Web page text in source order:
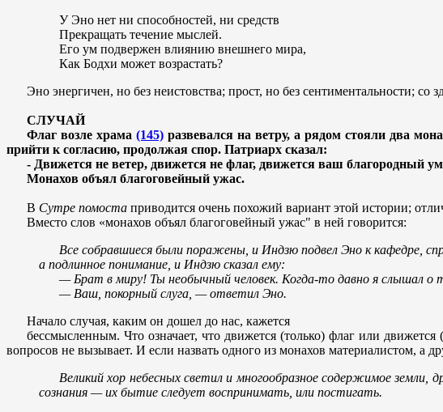
У Эно нет ни способностей, ни средств
Прекращать течение мыслей.
Его ум подвержен влиянию внешнего мира,
Как Бодхи может возрастать?
Эно энергичен, но без неистовства; прост, но без сентиментальности;
СЛУЧАЙ
Флаг возле храма (145)развевался на ветру, а рядом стояли два
прийти к согласию, продолжая спор. Патриарх сказал:
- Движется не ветер, движется не флаг, движется ваш благородный
Монахов объял благоговейный ужас.
В Сутре помоста приводится очень похожий вариант этой истории;
Вместо слов «монахов объял благоговейный ужас" в ней говорится:
Все собравшиеся были поражены, и Индзю подвел Эно к кафедре,
а подлинное понимание, и Индзю сказал ему:
— Брат в миру! Ты необычный человек. Когда-то давно я слышал
— Ваш, покорный слуга, — ответил Эно.
Начало случая, каким он дошел до нас, кажется
бессмысленным. Что означает, что движется (только) флаг или
вопросов не вызывает. И если назвать одного из монахов материалистом, а
Великий хор небесных светил и многообразное содержимое
сознания — их бытие следует воспринимать, или постигать.